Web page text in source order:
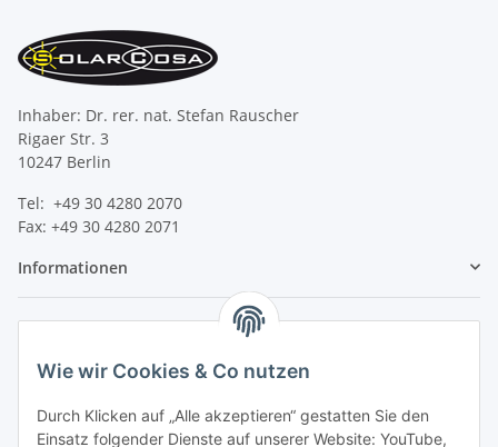
Wie wir Cookies & Co nutzen
Durch Klicken auf „Alle akzeptieren“ gestatten Sie den
Einsatz folgender Dienste auf unserer Website: YouTube,
Inhaber: Dr. rer. nat. Stefan Rauscher
Rigaer Str. 3
10247 Berlin
Tel: +49 30 4280 2070
Fax: +49 30 4280 2071
Informationen
Gesetzliche Informationen